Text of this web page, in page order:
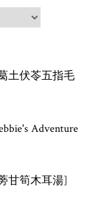
土伏苓五指毛
Adventure
甘筍木耳湯]